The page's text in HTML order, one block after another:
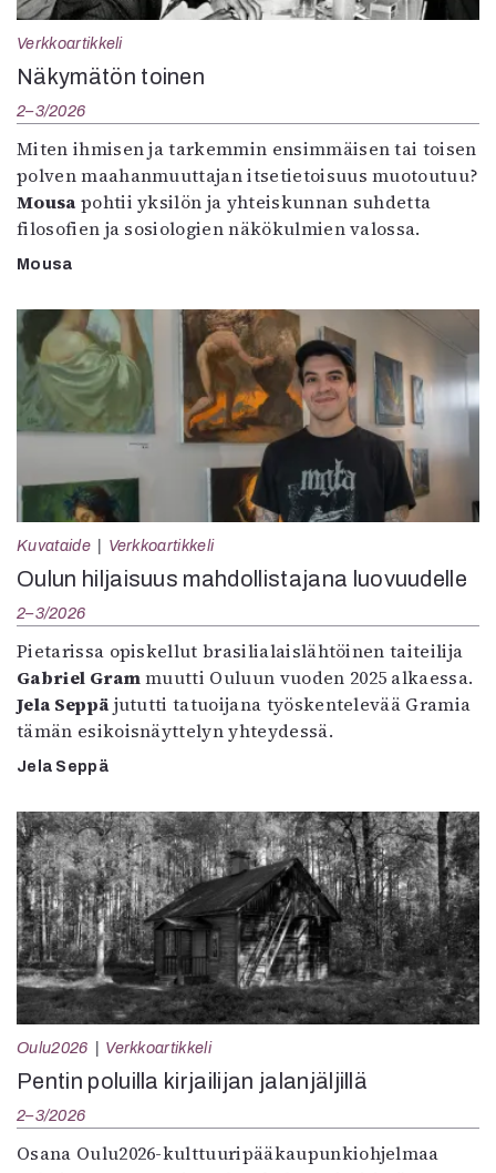
Verkkoartikkeli
Näkymätön toinen
2–3/2026
Miten ihmisen ja tarkemmin ensimmäisen tai toisen
polven maahanmuuttajan itsetietoisuus muotoutuu?
Mousa pohtii yksilön ja yhteiskunnan suhdetta
filosofien ja sosiologien näkökulmien valossa.
Mousa
Kuvataide Verkkoartikkeli
Oulun hiljaisuus mahdollistajana luovuudelle
2–3/2026
Pietarissa opiskellut brasilialaislähtöinen taiteilija
Gabriel Grammuutti Ouluun vuoden 2025 alkaessa.
Jela Seppä jututti tatuoijana työskentelevää Gramia
tämän esikoisnäyttelyn yhteydessä.
Jela Seppä
Oulu2026 Verkkoartikkeli
Pentin poluilla kirjailijan jalanjäljillä
2–3/2026
Osana Oulu2026-kulttuuripääkaupunkiohjelmaa